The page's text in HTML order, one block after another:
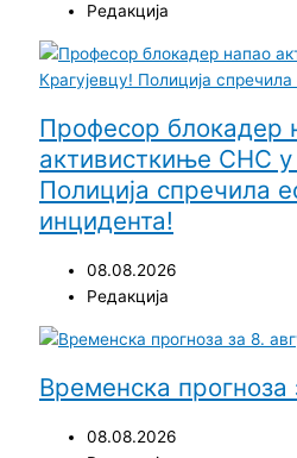
Редакција
Професор блокадер
активисткиње СНС у
Полиција спречила
инцидента!
08.08.2026
Редакција
Временска прогноза
08.08.2026